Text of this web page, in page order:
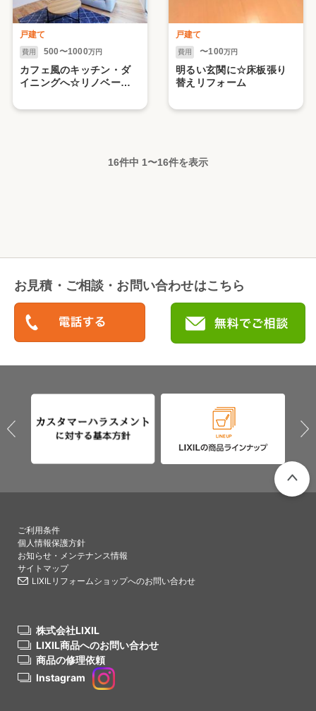
戸建て
費用 500〜1000万円
カフェ風のキッチン・ダ
イニングへ☆リノベーシ
戸建て
費用 〜100万円
明るい玄関に☆床板張り
替えリフォーム
16件中 1〜16件を表示
お見積・ご相談・お問い合わせはこちら
ご利用条件
個人情報保護方針
お知らせ・メンテナンス情報
サイトマップ
LIXILリフォームショップへのお問い合わせ
株式会社LIXIL
LIXIL商品へのお問い合わせ
商品の修理依頼
Instagram